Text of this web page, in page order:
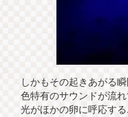
しかもその起きあがる
色特有のサウンドが流
光がほかの卵に呼応す